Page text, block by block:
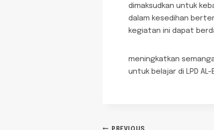
dimaksudkan untuk
dalam kesedihan
kegiatan ini dapat
meningkatkan
untuk belajar di LPD